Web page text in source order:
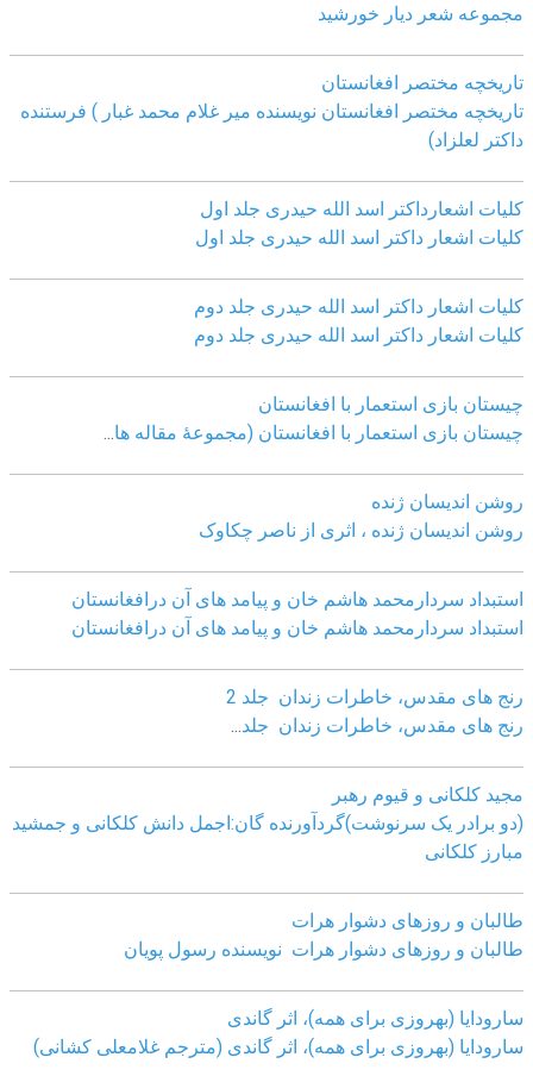
مجموعه شعر دیار خورشید
تاریخچه مختصر افغانستان
تاریخچه مختصر افغانستان نویسنده میر غلام محمد غبار ) فرستنده
داکتر لعلزاد)
کلیات اشعارداکتر اسد الله حیدری جلد اول
کلیات اشعار داکتر اسد الله حیدری جلد اول
کلیات اشعار داکتر اسد الله حیدری جلد دوم
کلیات اشعار داکتر اسد الله حیدری جلد دوم
چيستان بازی استعمار با افغانستان
چيستان بازی استعمار با افغانستان (مجموعۀ مقاله ها
روشن اندیسان ژنده
روشن اندیسان ژنده ، اثری از ناصر چکاوک
استبداد سردارمحمد هاشم خان و پیامد های آن درافغانستان
استبداد سردارمحمد هاشم خان و پیامد های آن درافغانستان
رنج های مقدس، خاطرات زندان جلد 2
رنج های مقدس، خاطرات زندان جلد
مجید کلکانی و قیوم رهبر
(دو برادر یک سرنوشت)گردآورنده گان:اجمل دانش کلکانی و جمشید
مبارز کلکانی
طالبان و روزهای دشوار هرات
طالبان و روزهای دشوار هرات نویسنده رسول پویان
سارودایا (بهروزی برای همه)، اثر گاندی
سارودایا (بهروزی برای همه)، اثر گاندی (مترجم غلامعلی کشانی)